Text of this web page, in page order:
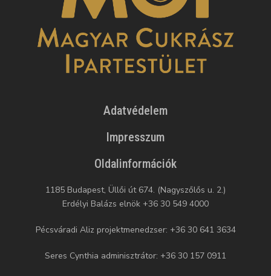
Adatvédelem
Impresszum
Oldalinformációk
1185 Budapest, Üllői út 674. (Nagyszőlős u. 2.)
Erdélyi Balázs elnök +36 30 549 4000
Pécsváradi Aliz projektmenedzser: +36 30 641 3634
Seres Cynthia adminisztrátor: +36 30 157 0911